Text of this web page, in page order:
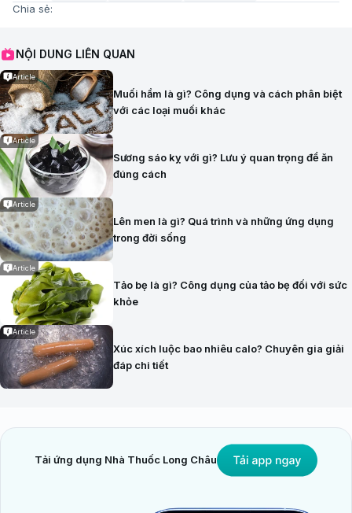
Chia sẻ:
NỘI DUNG LIÊN QUAN
Article
Muối hầm là gì? Công dụng và cách phân biệt
với các loại muối khác
Article
Sương sáo kỵ với gì? Lưu ý quan trọng để ăn
đúng cách
Article
Lên men là gì? Quá trình và những ứng dụng
trong đời sống
Article
Tảo bẹ là gì? Công dụng của tảo bẹ đối với sức
khỏe
Article
Xúc xích luộc bao nhiêu calo? Chuyên gia giải
đáp chi tiết
Tải ứng dụng Nhà Thuốc Long Châu